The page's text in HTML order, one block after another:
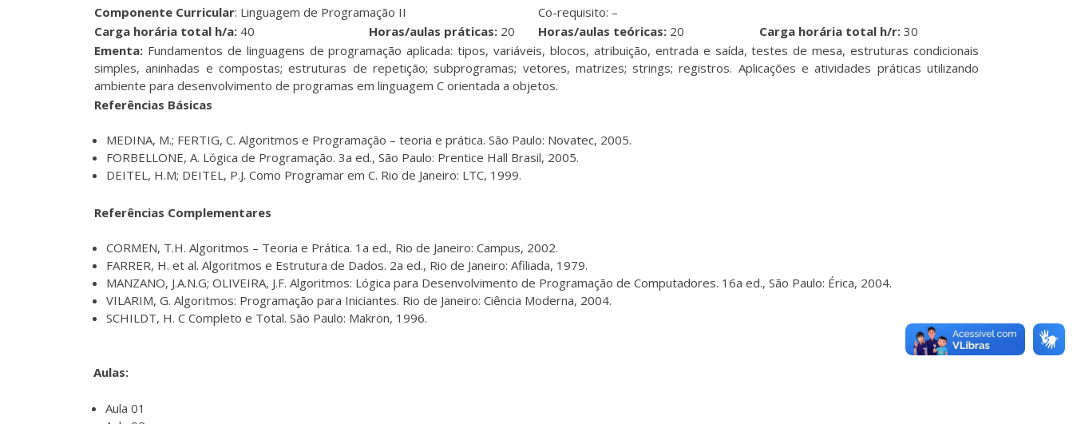
Componente Curricular: Linguagem de Programação II
Co-requisito: –
Carga horária total h/a: 40 Horas/aulas práticas: 20 Horas/aulas teóricas: 20 Carga horária total h/r: 30
Ementa: Fundamentos de linguagens de programação aplicada: tipos, variáveis, blocos, atribuição, entrada e saída, testes de mesa, estruturas condicionais
simples, aninhadas e compostas; estruturas de repetição; subprogramas; vetores, matrizes; strings; registros. Aplicações e atividades práticas utilizando
ambiente para desenvolvimento de programas em linguagem C orientada a objetos.
Referências Básicas
MEDINA, M.; FERTIG, C. Algoritmos e Programação – teoria e prática. São Paulo: Novatec, 2005.
FORBELLONE, A. Lógica de Programação. 3a ed., São Paulo: Prentice Hall Brasil, 2005.
DEITEL, H.M; DEITEL, P.J. Como Programar em C. Rio de Janeiro: LTC, 1999.
Referências Complementares
CORMEN, T.H. Algoritmos – Teoria e Prática. 1a ed., Rio de Janeiro: Campus, 2002.
FARRER, H. et al. Algoritmos e Estrutura de Dados. 2a ed., Rio de Janeiro: Afiliada, 1979.
MANZANO, J.A.N.G; OLIVEIRA, J.F. Algoritmos: Lógica para Desenvolvimento de Programação de Computadores. 16a ed., São Paulo: Érica, 2004.
VILARIM, G. Algoritmos: Programação para Iniciantes. Rio de Janeiro: Ciência Moderna, 2004.
SCHILDT, H. C Completo e Total. São Paulo: Makron, 1996.
Aulas:
Aula 01